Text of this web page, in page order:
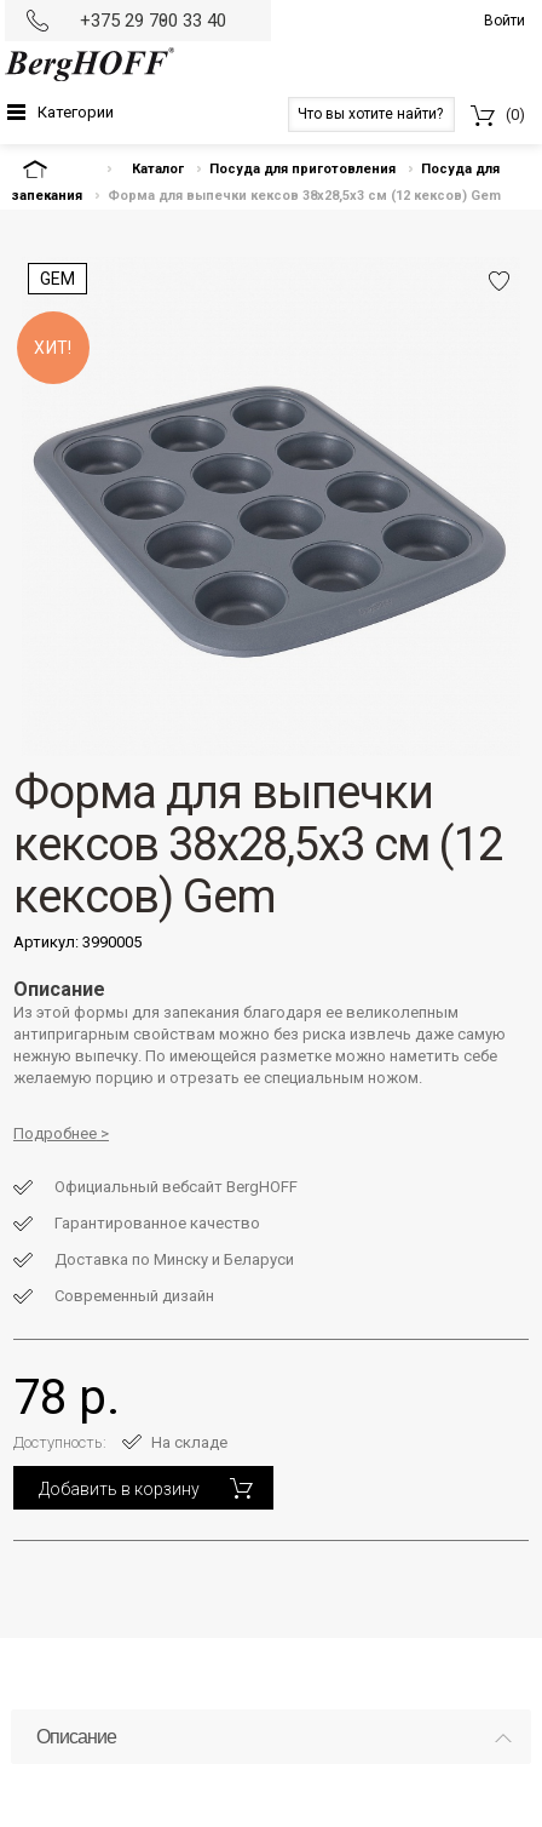
+375 29 700 33 40
(0)
Войти
Категории
На главную Каталог Посуда для приготовления
Посуда для
запекания
Форма для выпечки кексов 38x28,5x3 см (12 кексов) Gem
GEM
ХИТ!
Форма для выпечки
кексов 38x28,5x3 см (12
кексов) Gem
Артикул: 3990005
Описание
Из этой формы для запекания благодаря ее великолепным
антипригарным свойствам можно без риска извлечь даже самую
нежную выпечку. По имеющейся разметке можно наметить себе
желаемую порцию и отрезать ее специальным ножом.
Подробнее
Официальный вебсайт BergHOFF
Гарантированное качество
Доставка по Минску и Беларуси
Современный дизайн
78 р.
Доступность: На складе
Добавить в корзину
Описание